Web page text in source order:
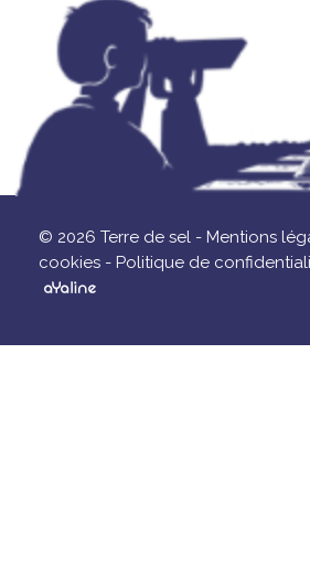
© 2026 Terre de sel - Mentions
cookies - Politique de